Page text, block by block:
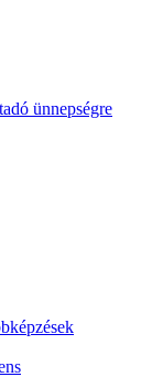
ünnepségre